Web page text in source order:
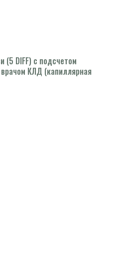
(5 DIFF) с подсчетом
КЛД (капиллярная